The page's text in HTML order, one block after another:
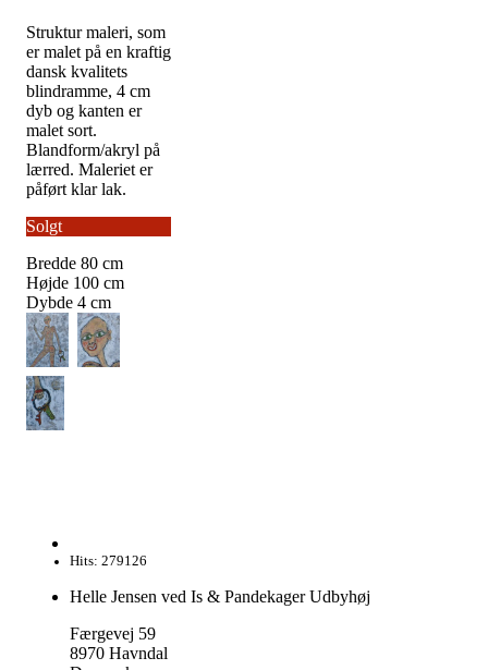
Struktur maleri, som
er malet på en kraftig
dansk kvalitets
blindramme, 4 cm
dyb og kanten er
malet sort.
Blandform/akryl på
lærred. Maleriet er
påført klar lak.
Solgt
Bredde 80 cm
Højde 100 cm
Dybde 4 cm
Hits: 279126
Helle Jensen ved Is & Pandekager Udbyhøj
Færgevej 59
8970 Havndal